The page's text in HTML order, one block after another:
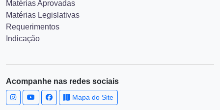
Matérias Aprovadas
Matérias Legislativas
Requerimentos
Indicação
Acompanhe nas redes sociais
Mapa do Site